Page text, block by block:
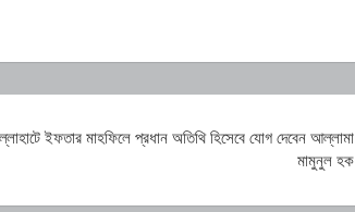
ইফতার মাহফিলে প্রধান অতিথি হিসেবে যোগ দেবেন আল্লামা
মামুনুল হক